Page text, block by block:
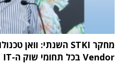
Vendor בכל תחומי שוק ה-IT